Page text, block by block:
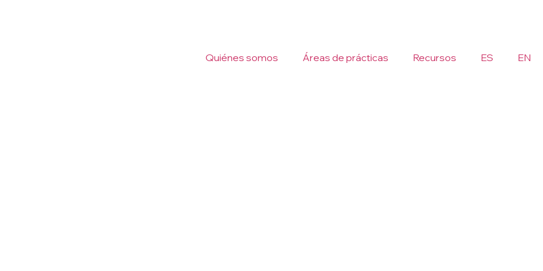
Quiénes somos Áreas de prácticas Recursos ES EN